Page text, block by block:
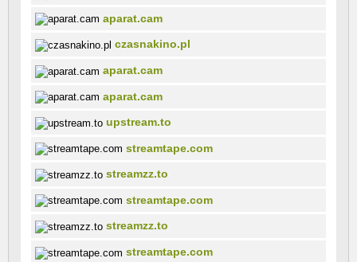
aparat.cam
czasnakino.pl
aparat.cam
aparat.cam
upstream.to
streamtape.com
streamzz.to
streamtape.com
streamzz.to
streamtape.com